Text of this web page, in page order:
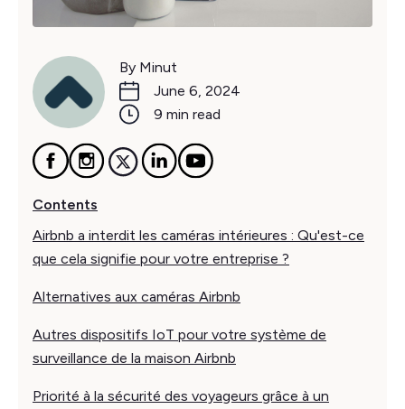
By Minut
June 6, 2024
9 min read
Contents
Airbnb a interdit les caméras intérieures : Qu'est-ce
que cela signifie pour votre entreprise ?
Alternatives aux caméras Airbnb
Autres dispositifs IoT pour votre système de
surveillance de la maison Airbnb
Priorité à la sécurité des voyageurs grâce à un